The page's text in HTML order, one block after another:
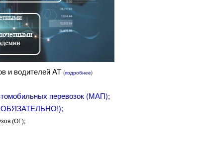
и водителей АТ (подробнее)
перевозок (МАП);
ОБЯЗАТЕЛЬНО!);
(ОГ);